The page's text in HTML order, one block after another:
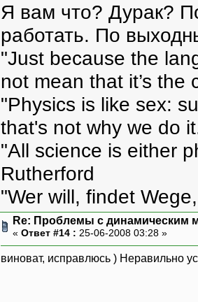
Я вам что? Дурак?
работать. По
"Just because the
not mean that it’s the
"Physics is like sex:
that's not why we do
"All science is either
Rutherford
"Wer will, findet
Re: Проблемы с динамическим
« Ответ #14 : 25-06-2008 03:28 »
виноват, исправлюсь ) Неравильно